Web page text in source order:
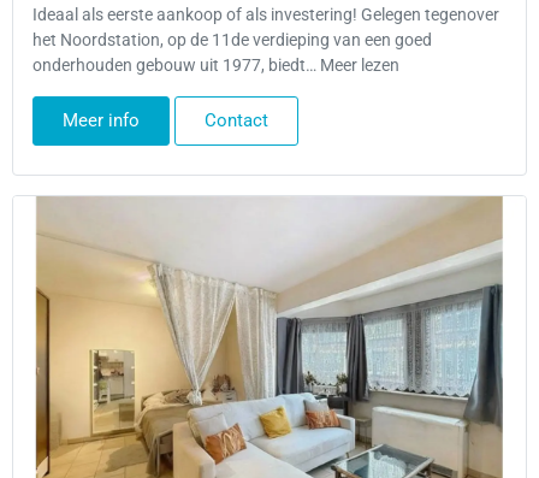
Ideaal als eerste aankoop of als investering! Gelegen tegenover
het Noordstation, op de 11de verdieping van een goed
onderhouden gebouw uit 1977, biedt… Meer lezen
Meer info Contact